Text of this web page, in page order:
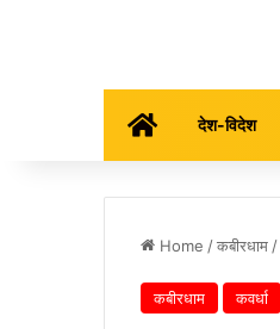
होम देश-विदेश
Home /कबीरधाम /
कबीरधाम कवर्धा